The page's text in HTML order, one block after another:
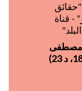
"حقائق
- قناة
مصطفى